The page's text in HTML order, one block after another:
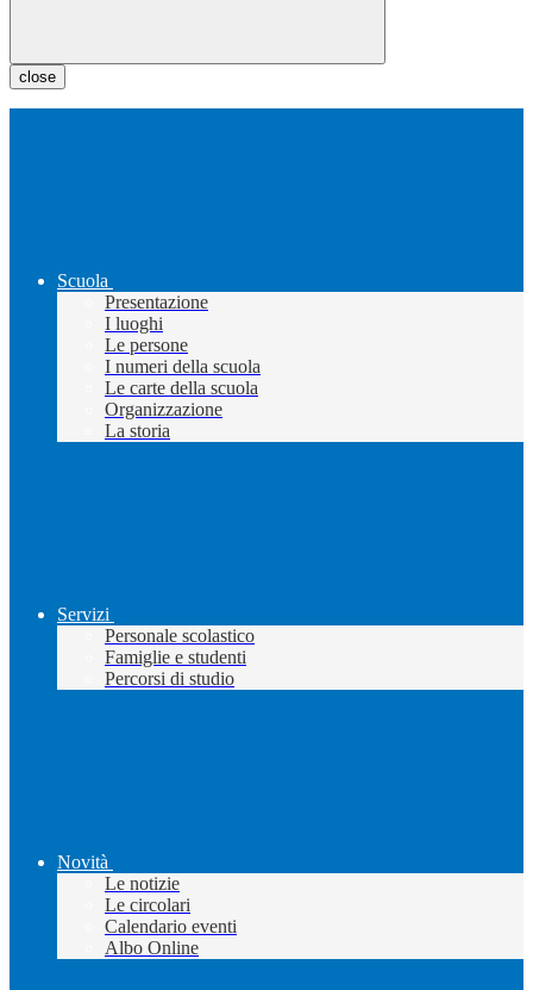
close
Scuola
Presentazione
I luoghi
Le persone
I numeri della scuola
Le carte della scuola
Organizzazione
La storia
Servizi
Personale scolastico
Famiglie e studenti
Percorsi di studio
Novità
Le notizie
Le circolari
Calendario eventi
Albo Online